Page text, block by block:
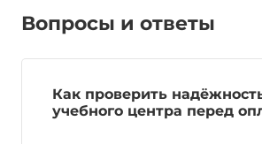
Вопросы и ответы
Как проверить
учебного центра перед